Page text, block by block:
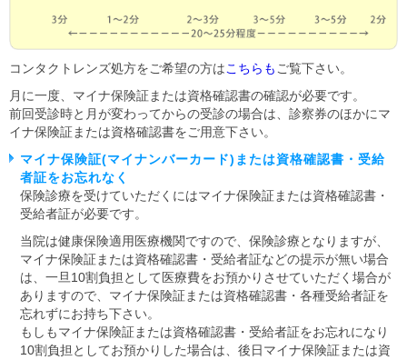
コンタクトレンズ処方をご希望の方はこちらも ご覧下さい。
月に一度、マイナ保険証または資格確認書の確認が必要です。
前回受診時と月が変わってからの受診の場合は、診察券のほかにマ
イナ保険証または資格確認書をご用意下さい。
マイナ保険証(マイナンバーカード)または資格確認書・受給
者証をお忘れなく
保険診療を受けていただくにはマイナ保険証または資格確認書・
受給者証が必要です。
当院は健康保険適用医療機関ですので、保険診療となりますが、
マイナ保険証または資格確認書・受給者証などの提示が無い場合
は、一旦10割負担として医療費をお預かりさせていただく場合が
ありますので、マイナ保険証または資格確認書・各種受給者証を
忘れずにお持ち下さい。
もしもマイナ保険証または資格確認書・受給者証をお忘れになり
10割負担としてお預かりした場合は、後日マイナ保険証または資